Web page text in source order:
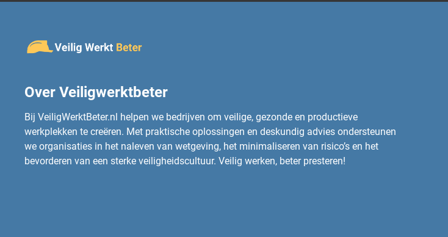
Over Veiligwerktbeter
Bij VeiligWerktBeter.nl helpen we bedrijven om veilige, gezonde en productieve
werkplekken te creëren. Met praktische oplossingen en deskundig advies ondersteunen
we organisaties in het naleven van wetgeving, het minimaliseren van risico’s en het
bevorderen van een sterke veiligheidscultuur. Veilig werken, beter presteren!